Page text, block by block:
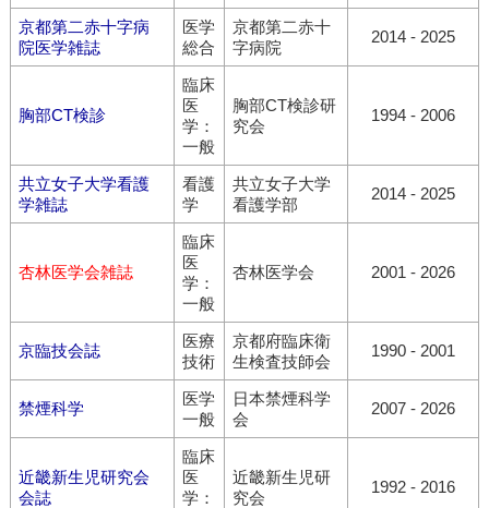
京都第二赤十字病
院医学雑誌
医学
総合
京都第二赤十
字病院
2014 - 2025
胸部CT検診
臨床
医
学：
一般
胸部CT検診研
究会
1994 - 2006
共立女子大学看護
学雑誌
看護
学
共立女子大学
看護学部
2014 - 2025
杏林医学会雑誌
臨床
医
学：
一般
杏林医学会 2001 - 2026
京臨技会誌
医療
技術
京都府臨床衛
生検査技師会
1990 - 2001
禁煙科学
医学
一般
日本禁煙科学
会
2007 - 2026
近畿新生児研究会
会誌
臨床
医
学：
近畿新生児研
究会
1992 - 2016